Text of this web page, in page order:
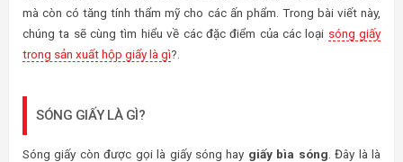
mà còn có tăng tính thẩm mỹ cho các ấn phẩm. Trong bài viết này,
chúng ta sẽ cùng tìm hiểu về các đặc điểm của các loại sóng giấy
trong sản xuất hộp giấy là gì?.
SÓNG GIẤY LÀ GÌ?
Sóng giấy còn được gọi là giấy sóng hay giấy bìa sóng . Đây là là